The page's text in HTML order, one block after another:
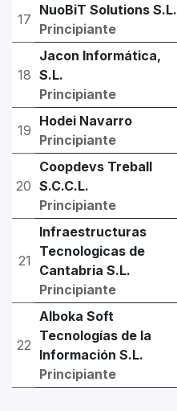
17
NuoBiT Solutions S.L.
Principiante
18
Jacon Informática,
S.L.
Principiante
19
Hodei Navarro
Principiante
20
Coopdevs Treball
S.C.C.L.
Principiante
21
Infraestructuras
Tecnologicas de
Cantabria S.L.
Principiante
22
Alboka Soft
Tecnologías de la
Información S.L.
Principiante